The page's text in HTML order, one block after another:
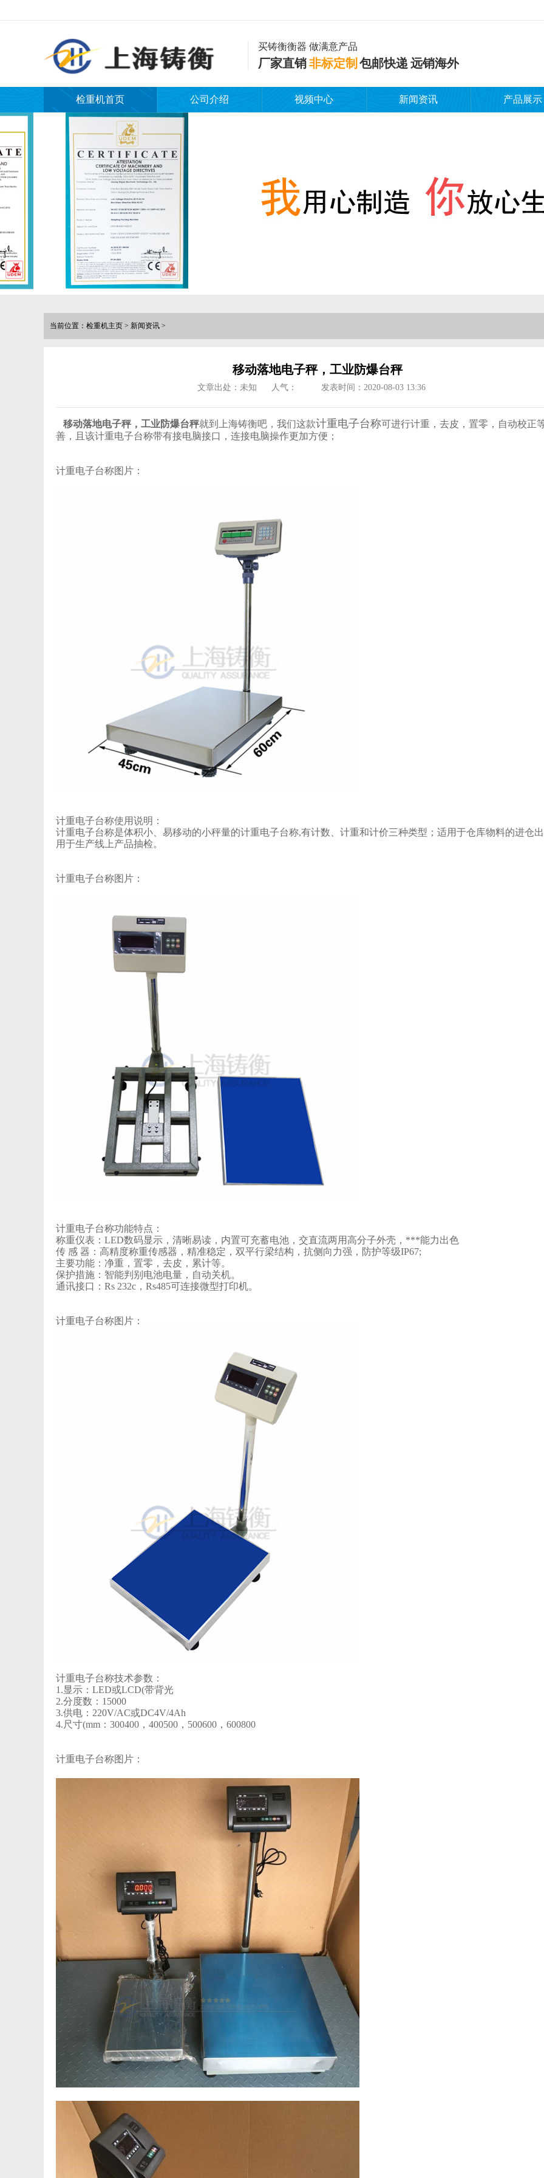
买铸衡衡器 做满意产品
厂家直销非标定制 包邮快递 远销海外
检重机首页 公司介绍 视频中心 新闻资讯 产品展示
当前位置： 检重机主页 > 新闻资讯 >
移动落地电子秤，工业防爆台秤
文章出处：未知 人气： 发表时间：2020-08-03 13:36
移动落地电子秤，工业防爆台秤就到上海铸衡吧，我们这款计重电子台称可进行计重，去皮，置零，自动校正
善，且该计重电子台称带有接电脑接口，连接电脑操作更加方便；
计重电子台称图片：
计重电子台称使用说明：
计重电子台称是体积小、易移动的小秤量的计重电子台称,有计数、计重和计价三种类型；适用于仓库物料的进仓
用于生产线上产品抽检。
计重电子台称图片：
计重电子台称功能特点：
称重仪表：LED数码显示，清晰易读，内置可充蓄电池，交直流两用高分子外壳，***能力出色
传 感 器：高精度称重传感器，精准稳定，双平行梁结构，抗侧向力强，防护等级IP67;
主要功能：净重，置零，去皮，累计等。
保护措施：智能判别电池电量，自动关机。
通讯接口：Rs 232c，Rs485可连接微型打印机。
计重电子台称图片：
计重电子台称技术参数：
1.显示：LED或LCD(带背光
2.分度数：15000
3.供电：220V/AC或DC4V/4Ah
4.尺寸(mm：300400，400500，500600，600800
计重电子台称图片：